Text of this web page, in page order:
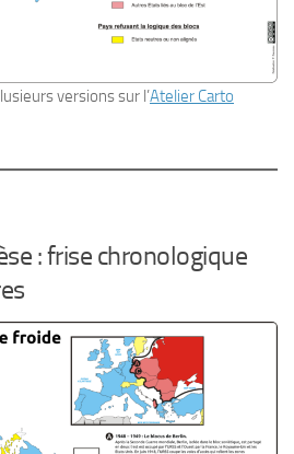
versions sur l’Atelier Carto
: frise chronologique